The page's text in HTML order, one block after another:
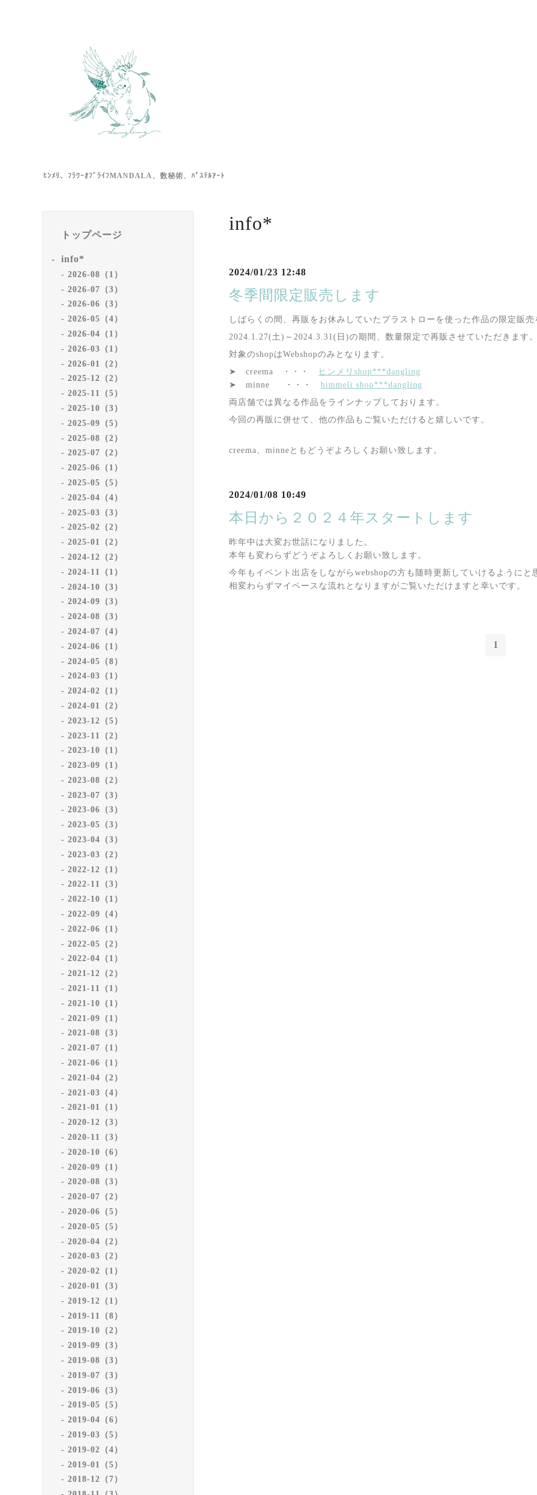
ﾋﾝﾒﾘ、ﾌﾗﾜｰｵﾌﾞﾗｲﾌMANDALA、数秘術、ﾊﾟｽﾃﾙｱｰﾄ
トップページ
info*
2026-08（1）
2026-07（3）
2026-06（3）
2026-05（4）
2026-04（1）
2026-03（1）
2026-01（2）
2025-12（2）
2025-11（5）
2025-10（3）
2025-09（5）
2025-08（2）
2025-07（2）
2025-06（1）
2025-05（5）
2025-04（4）
2025-03（3）
2025-02（2）
2025-01（2）
2024-12（2）
2024-11（1）
2024-10（3）
2024-09（3）
2024-08（3）
2024-07（4）
2024-06（1）
2024-05（8）
2024-03（1）
2024-02（1）
2024-01（2）
2023-12（5）
2023-11（2）
2023-10（1）
2023-09（1）
2023-08（2）
2023-07（3）
2023-06（3）
2023-05（3）
2023-04（3）
2023-03（2）
2022-12（1）
2022-11（3）
2022-10（1）
2022-09（4）
2022-06（1）
2022-05（2）
2022-04（1）
2021-12（2）
2021-11（1）
2021-10（1）
2021-09（1）
2021-08（3）
2021-07（1）
2021-06（1）
2021-04（2）
2021-03（4）
2021-01（1）
2020-12（3）
2020-11（3）
2020-10（6）
2020-09（1）
2020-08（3）
2020-07（2）
2020-06（5）
2020-05（5）
2020-04（2）
2020-03（2）
2020-02（1）
2020-01（3）
2019-12（1）
2019-11（8）
2019-10（2）
2019-09（3）
2019-08（3）
2019-07（3）
2019-06（3）
2019-05（5）
2019-04（6）
2019-03（5）
2019-02（4）
2019-01（5）
2018-12（7）
info*
2024/01/23 12:48
冬季間限定販売します
しばらくの間、再販をお休みしていたプラストローを使った作品の限定販売
2024.1.27(土)～2024.3.31(日)の期間、数量限定で再販させていただきます。
対象のshopはWebshopのみとなります。
➤ creema ・・・
ヒンメリshop***dangling
➤ minne ・・・ himmeli shop***dangling
両店舗では異なる作品をラインナップしております。
今回の再販に併せて、他の作品もご覧いただけると嬉しいです。
creema、minneともどうぞよろしくお願い致します。
2024/01/08 10:49
本日から２０２４年スタートします
昨年中は大変お世話になりました。
本年も変わらずどうぞよろしくお願い致します。
今年もイベント出店をしながらwebshopの方も随時更新していけるようにと
相変わらずマイペースな流れとなりますがご覧いただけますと幸いです。
1